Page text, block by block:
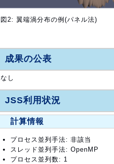
図2: 翼端渦分布の例(パネル法)
成果の公表
なし
JSS利用状況
計算情報
プロセス並列手法: 非該当
スレッド並列手法: OpenMP
プロセス並列数: 1